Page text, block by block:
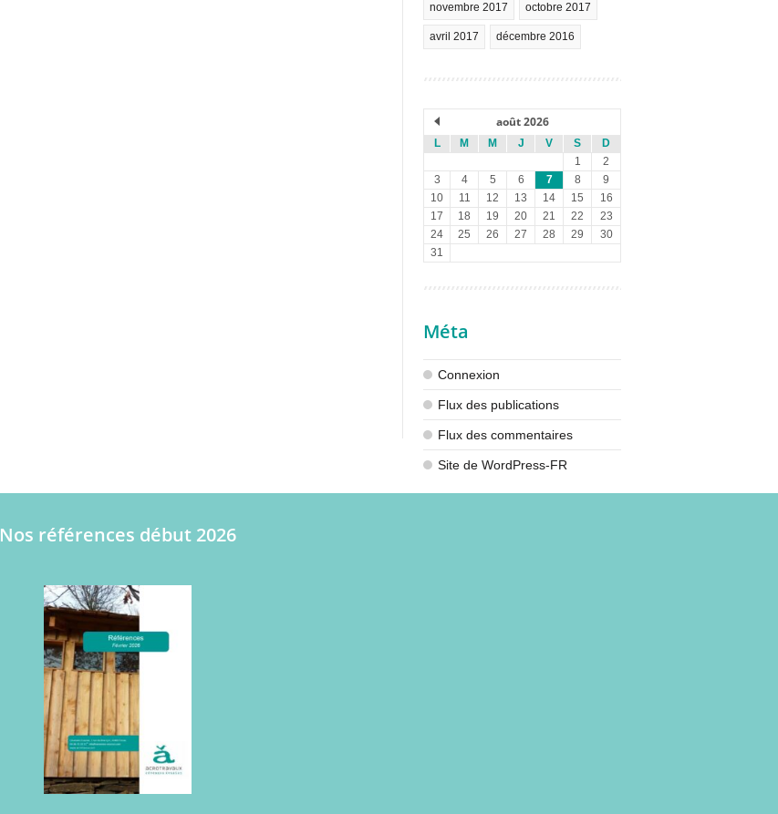
novembre 2017 octobre 2017
avril 2017 décembre 2016
août 2026
L M M J V S
D
1
2
3
4 5 6 7 8
9
10
11 12 13 14 15
16
17
18 19 20 21 22
23
24
25 26 27 28 29
30
31
Méta
Connexion
Flux des publications
Flux des commentaires
Site de WordPress-FR
Nos références début 2026